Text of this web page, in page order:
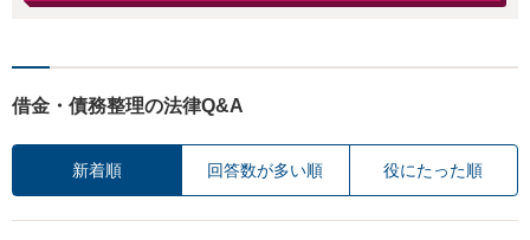
借金・債務整理の法律Q&A
新着順 回答数が多い順 役にたった順